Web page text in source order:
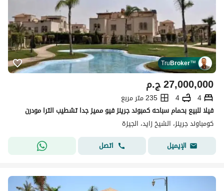
TruBroker™
ج.م27,000,000
4
4
235 متر مربع
فيلا للبيع بحمام سباحه كمبوند جرينز فيو مميز جدا تشطيب الترا مودرن
كومباوند جرينز، الشيخ زايد، الجيزة
الإيميل
اتصل